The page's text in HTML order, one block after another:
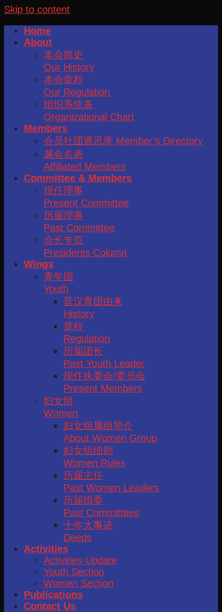
Skip to content
Home
About
本会简史
Our History
本会章程
Our Regulation
组织系统表
Organizational Chart
Members
会员社团通讯录 Member’s Directory
属会名表
Affiliated Members
Committee & Members
现任理事
Present Committee
历届理事
Past Committee
会长专页
Presidents Column
Wings
青年团
Youth
晋汉青团由来
History
章程
Regulation
历届团长
Past Youth Leader
现任执委会/委员会
Present Members
妇女组
Women
妇女组属组简介
About Women Group
妇女组细则
Women Rules
历届主任
Past Women Leaders
历届组委
Past Committees
十年大事迹
Deeds
Activities
Activities Update
Youth Section
Women Section
Publications
Contact Us